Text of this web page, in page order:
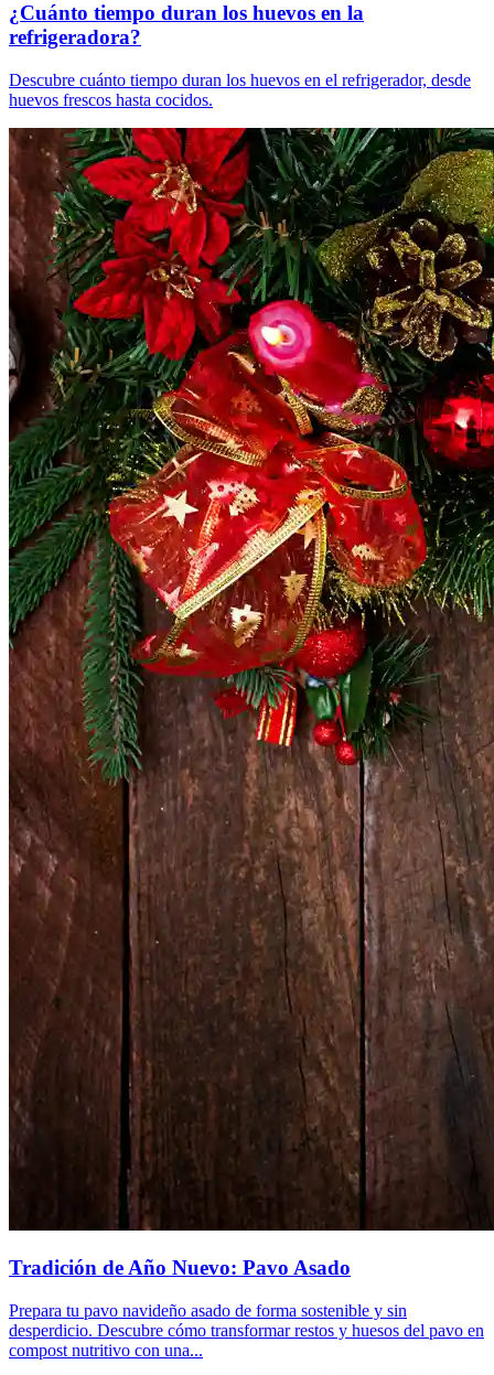
¿Cuánto tiempo duran los huevos en la
refrigeradora?
Descubre cuánto tiempo duran los huevos en el refrigerador, desde
huevos frescos hasta cocidos.
Tradición de Año Nuevo: Pavo Asado
Prepara tu pavo navideño asado de forma sostenible y sin
desperdicio. Descubre cómo transformar restos y huesos del pavo en
compost nutritivo con una...